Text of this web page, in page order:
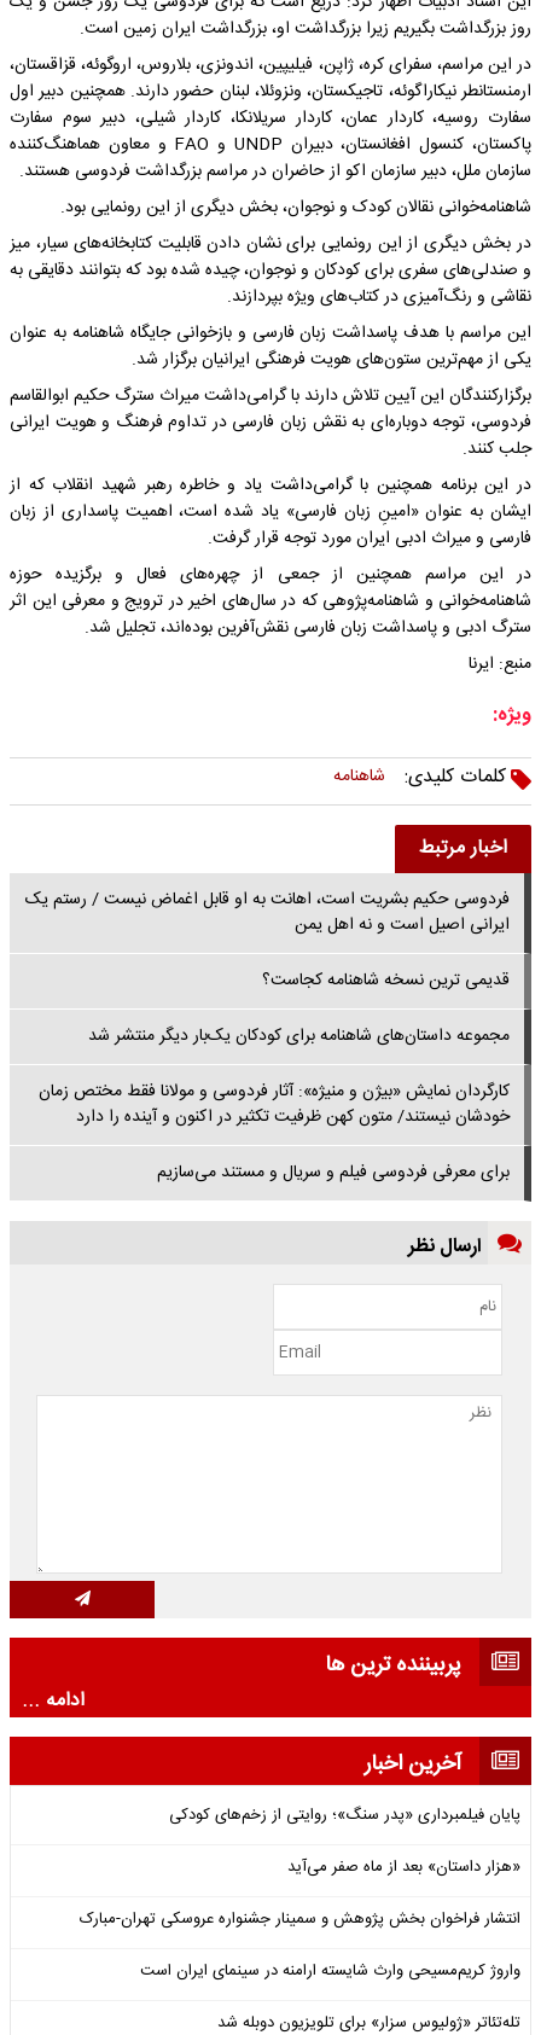
روز بزرگداشت بگیریم زیرا بزرگداشت او، بزرگداشت ایران زمین است.
در این مراسم، سفرای کره، ژاپن، فیلیپین، اندونزی، بلاروس، اروگوئه، قزاقستان،
ارمنستانطر نیکاراگوئه، تاجیکستان، ونزوئلا، لبنان حضور دارند. همچنین دبیر اول
سفارت روسیه، کاردار عمان، کاردار سریلانکا، کاردار شیلی، دبیر سوم سفارت
پاکستان، کنسول افغانستان، دبیران UNDP و FAO و معاون هماهنگ‌کننده
سازمان ملل، دبیر سازمان اکو از حاضران در مراسم بزرگداشت فردوسی هستند.
شاهنامه‌خوانی نقالان کودک و نوجوان، بخش دیگری از این رونمایی بود.
در بخش دیگری از این رونمایی برای نشان دادن قابلیت کتابخانه‌های سیار، میز
و صندلی‌های سفری برای کودکان و نوجوان، چیده شده بود که بتوانند دقایقی به
نقاشی و رنگ‌آمیزی در کتاب‌های ویژه بپردازند.
این مراسم با هدف پاسداشت زبان فارسی و بازخوانی جایگاه شاهنامه به‌ عنوان
یکی از مهم‌ترین ستون‌های هویت فرهنگی ایرانیان برگزار شد.
برگزارکنندگان این آیین تلاش دارند با گرامی‌داشت میراث سترگ حکیم ابوالقاسم
فردوسی، توجه دوباره‌ای به نقش زبان فارسی در تداوم فرهنگ و هویت ایرانی
جلب کنند.
در این برنامه همچنین با گرامی‌داشت یاد و خاطره رهبر شهید انقلاب که از
ایشان به‌ عنوان «امینِ زبان فارسی» یاد شده است، اهمیت پاسداری از زبان
فارسی و میراث ادبی ایران مورد توجه قرار گرفت.
در این مراسم همچنین از جمعی از چهره‌های فعال و برگزیده حوزه
شاهنامه‌خوانی و شاهنامه‌پژوهی که در سال‌های اخیر در ترویج و معرفی این اثر
سترگ ادبی و پاسداشت زبان فارسی نقش‌آفرین بوده‌اند، تجلیل شد.
منبع: ایرنا
ویژه:
کلمات کلیدی:
شاهنامه
اخبار مرتبط
فردوسی حکیم بشریت است، اهانت به او قابل اغماض نیست / رستم یک
ایرانی اصیل است و نه اهل یمن
قدیمی ترین نسخه شاهنامه کجاست؟
مجموعه داستان‌های شاهنامه برای کودکان یک‌بار دیگر منتشر شد
کارگردان نمایش «بیژن و منیژه»: آثار فردوسی و مولانا فقط مختص زمان
خودشان نیستند/ متون کهن ظرفیت تکثیر در اکنون و آینده را دارد
برای معرفی فردوسی فیلم و سریال و مستند می‌سازیم
ارسال نظر
پربیننده ترین ها
ادامه ...
آخرین اخبار
پایان فیلمبرداری «پدر سنگ»؛ روایتی از زخم‌های کودکی
«هزار داستان» بعد از ماه صفر می‌آید
انتشار فراخوان بخش پژوهش و سمینار جشنواره عروسکی تهران-مبارک
واروژ کریم‌مسیحی وارث شایسته ارامنه در سینمای ایران است
تله‌تئاتر «ژولیوس سزار» برای تلویزیون دوبله شد